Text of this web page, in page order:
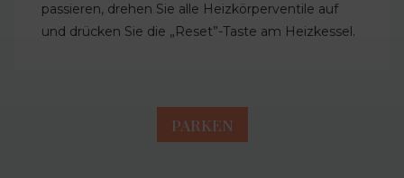
passieren, drehen Sie alle Heizkörperventile auf
und drücken Sie die „Reset”-Taste am Heizkessel.
PARKEN